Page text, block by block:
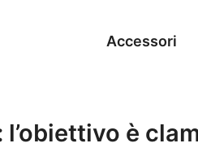
Accessori
è